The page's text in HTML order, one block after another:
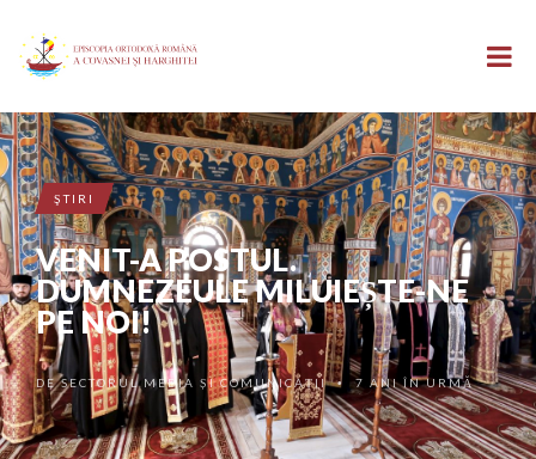
ŞTIRI
VENIT-A POSTUL.
DUMNEZEULE MILUIEȘTE-NE
PE NOI!
DESECTORUL MEDIA ȘI COMUNICAȚII • 7 ANI ÎN URMĂ